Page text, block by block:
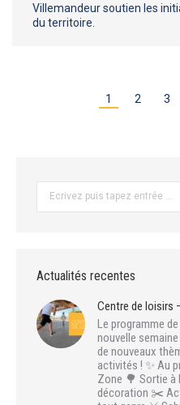
Villemandeur soutien les
du territoire.
1 2 3
Actualités recentes
Centre de loisirs
Le programme
nouvelle
de nouveaux
activités ! ✨ Au
Zone 🌳 Sortie à
décoration ✂️